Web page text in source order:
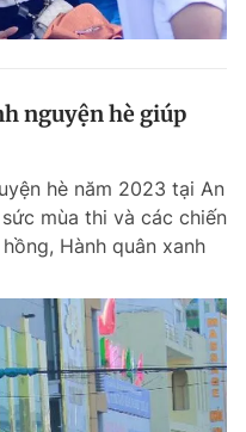
nguyện hè giúp
hè năm 2023 tại An
mùa thi và các chiến
Hành quân xanh